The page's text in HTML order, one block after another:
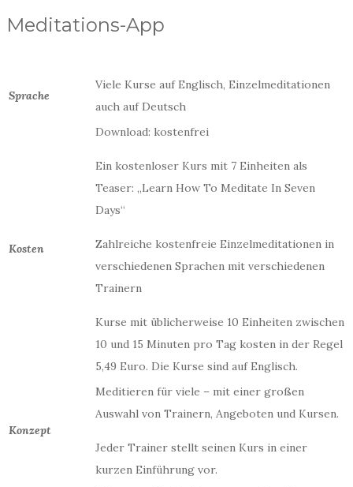
Meditations-App
Sprache
Viele Kurse auf Englisch, Einzelmeditationen
auch auf Deutsch
Kosten
Download: kostenfrei
Ein kostenloser Kurs mit 7 Einheiten als
Teaser: „Learn How To Meditate In Seven
Days“
Zahlreiche kostenfreie Einzelmeditationen in
verschiedenen Sprachen mit verschiedenen
Trainern
Kurse mit üblicherweise 10 Einheiten zwischen
10 und 15 Minuten pro Tag kosten in der Regel
5,49 Euro. Die Kurse sind auf Englisch.
Konzept
Meditieren für viele – mit einer großen
Auswahl von Trainern, Angeboten und Kursen.
Jeder Trainer stellt seinen Kurs in einer
kurzen Einführung vor.